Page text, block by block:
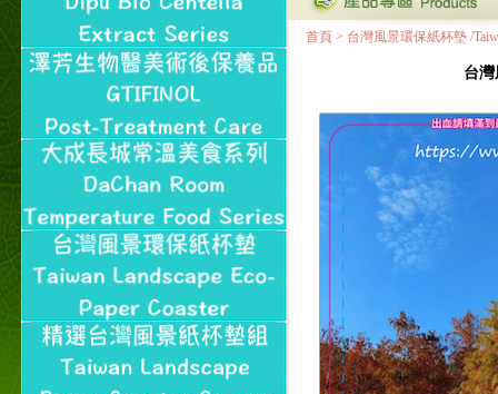
首頁 > 台灣風景環保紙杯墊 /
台灣